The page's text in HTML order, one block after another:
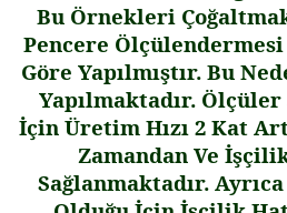
Bu Örnekleri Çoğ
Pencere
Göre Yapılmıştır. Bu
Yapılmaktadır.
İçin Üretim Hızı 2 Kat
Zamandan Ve İş
Sağlanmaktadır. Ayrıca